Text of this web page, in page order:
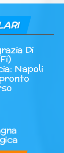
Di
Napoli